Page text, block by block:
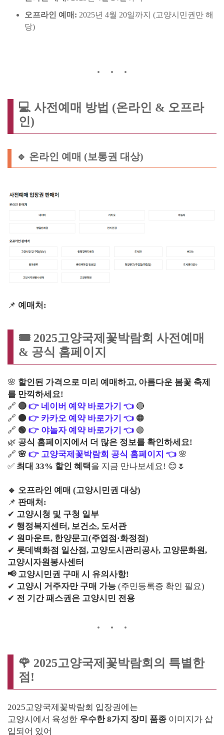
오프라인 예매: 2025년 4월 20일까지 (고양시민권만 해
당)
💻 사전예매 방법 (온라인 & 오프라
인)
🔹 온라인 예매 (보통권 대상)
📌 예매처:
🎟 2025고양국제꽃박람회 사전예매
& 공식 홈페이지
🌸 할인된 가격으로 미리 예매하고, 아름다운 봄꽃 축제
를 만끽하세요!
🔗 🔴 👉 네이버 예약 바로가기 👈 🔴
🔗 🟠 👉 카카오 예약 바로가기 👈 🟠
🔗 🟢 👉 야놀자 예약 바로가기 👈 🟢
🌿 공식 홈페이지에서 더 많은 정보를 확인하세요!
🔗 🌸 👉 고양국제꽃박람회 공식 홈페이지 👈 🌸
✅ 최대 33% 할인 혜택을 지금 만나보세요! 😊🌷
🔹 오프라인 예매 (고양시민권 대상)
📌 판매처:
✔ 고양시청 및 구청 일부
✔ 행정복지센터, 보건소, 도서관
✔ 원마운트, 한양문고(주엽점·화정점)
✔ 롯데백화점 일산점, 고양도시관리공사, 고양문화원,
고양시자원봉사센터
📢 고양시민권 구매 시 유의사항!
✔ 고양시 거주자만 구매 가능 (주민등록증 확인 필요)
✔ 전 기간 패스권은 고양시민 전용
🌹 2025고양국제꽃박람회의 특별한
점!
2025고양국제꽃박람회 입장권에는
고양시에서 육성한 우수한 8가지 장미 품종 이미지가 삽
입되어 있어